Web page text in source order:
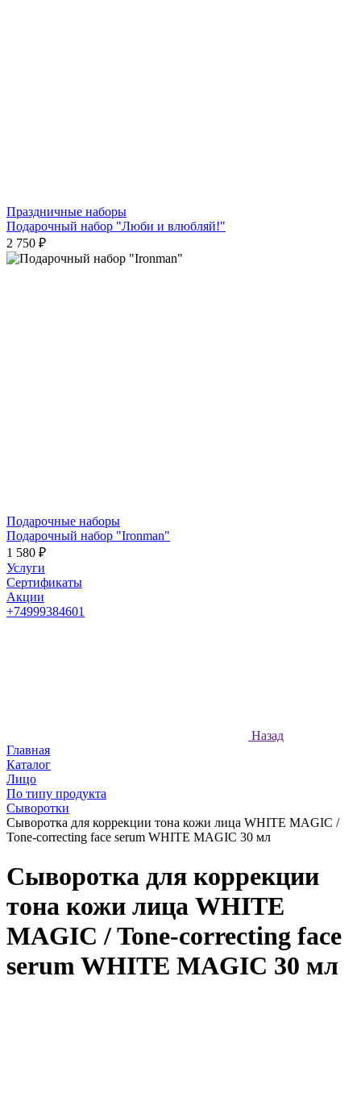
Праздничные наборы
Подарочный набор "Люби и влюбляй!"
2 750 ₽
Подарочные наборы
Подарочный набор "Ironman"
1 580 ₽
Услуги
Сертификаты
Акции
+74999384601
Назад
Главная
Каталог
Лицо
По типу продукта
Сыворотки
Сыворотка для коррекции тона кожи лица WHITE MAGIC /
Tone-correcting face serum WHITE MAGIC 30 мл
Сыворотка для коррекции
тона кожи лица WHITE
MAGIC / Tone-correcting face
serum WHITE MAGIC 30 мл